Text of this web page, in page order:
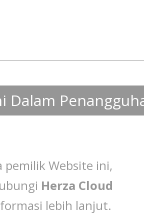
Dalam
pemilik Website ini,
Herza Cloud
lebih lanjut.